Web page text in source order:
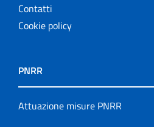
Progetto NECOBELAC
Pubblicazioni cessate
Contatti
Cookie policy
PNRR
Attuazione misure PNRR